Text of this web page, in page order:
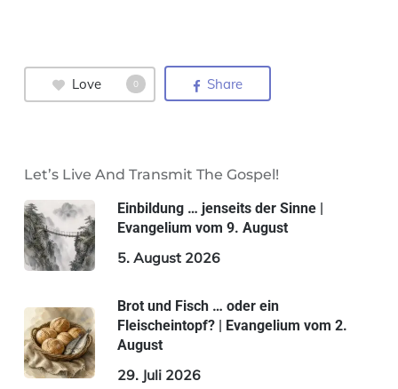
Love 0 Share
Let’s Live And Transmit The Gospel!
Einbildung … jenseits der Sinne |
Evangelium vom 9. August
5. August 2026
Brot und Fisch … oder ein
Fleischeintopf? | Evangelium vom 2.
August
29. Juli 2026